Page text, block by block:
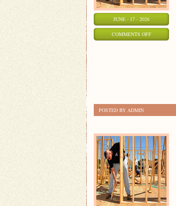
JUNE - 17 - 2026
COMMENTS OFFON
POSTED BY ADMIN